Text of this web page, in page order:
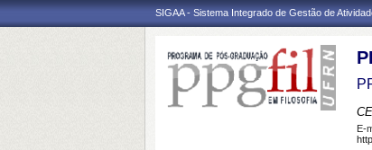
SIGAA - Sistema Integrado de Gestão de
E-